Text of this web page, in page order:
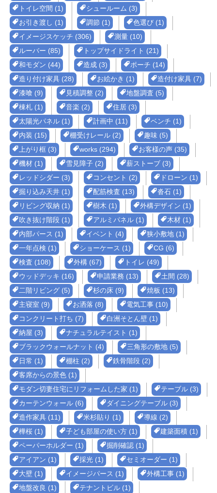
トイレ空間 (1)
シュールーム (3)
お引き渡し (1)
調節 (1)
色選び (1)
イメージスケッチ (306)
測量 (10)
ルーバー (85)
トップサイドライト (21)
和モダン (44)
造成 (3)
ポーチ (14)
造り付け家具 (28)
お絵かき (1)
造付け家具 (7)
漆喰 (9)
見積調整 (2)
地盤調査 (5)
棟札 (1)
音楽 (2)
住居 (3)
太陽光パネル (1)
計画中 (11)
ベンチ (1)
内装 (15)
棚受けレール (2)
趣味 (5)
上がり框 (3)
works (294)
お客様の声 (35)
機材 (1)
雪見障子 (2)
薪ストーブ (3)
レッドシダー (3)
コンセント (2)
ドローン (1)
掘り込み天井 (1)
配筋検査 (13)
沓石 (1)
リビング収納 (1)
樹木 (1)
外構デザイン (1)
吹き抜け階段 (1)
アルミパネル (1)
木材 (1)
内部パース (1)
イベント (4)
狭小敷地 (1)
一年点検 (1)
ショーケース (1)
CG (6)
検査 (108)
外構 (67)
トイレ (49)
ウッドデッキ (16)
申請業務 (13)
土間 (28)
二階リビング (5)
杉の床 (9)
焼板 (13)
主寝室 (9)
お洒落 (8)
電気工事 (10)
コンクリート打ち (7)
白洲そとん壁 (1)
納屋 (3)
ナチュラルテイスト (1)
ブラックウォールナット (4)
三角形の敷地 (5)
日常 (1)
棚柱 (2)
鉄骨階段 (2)
客席からの景色 (1)
モダン切妻住宅にリフォームした家 (1)
テーブル (3)
カーテンウォール (6)
ダイニングテーブル (3)
造作家具 (11)
米杉貼り (1)
導線 (2)
樺桜 (1)
子ども部屋の使い方 (1)
建築面積 (1)
ペーパーホルダー (1)
掘削確認 (1)
アイアン (1)
採光 (1)
セミオーダー (1)
大壁 (1)
イメージパース (1)
外構工事 (1)
地盤改良 (1)
テナントビル (1)